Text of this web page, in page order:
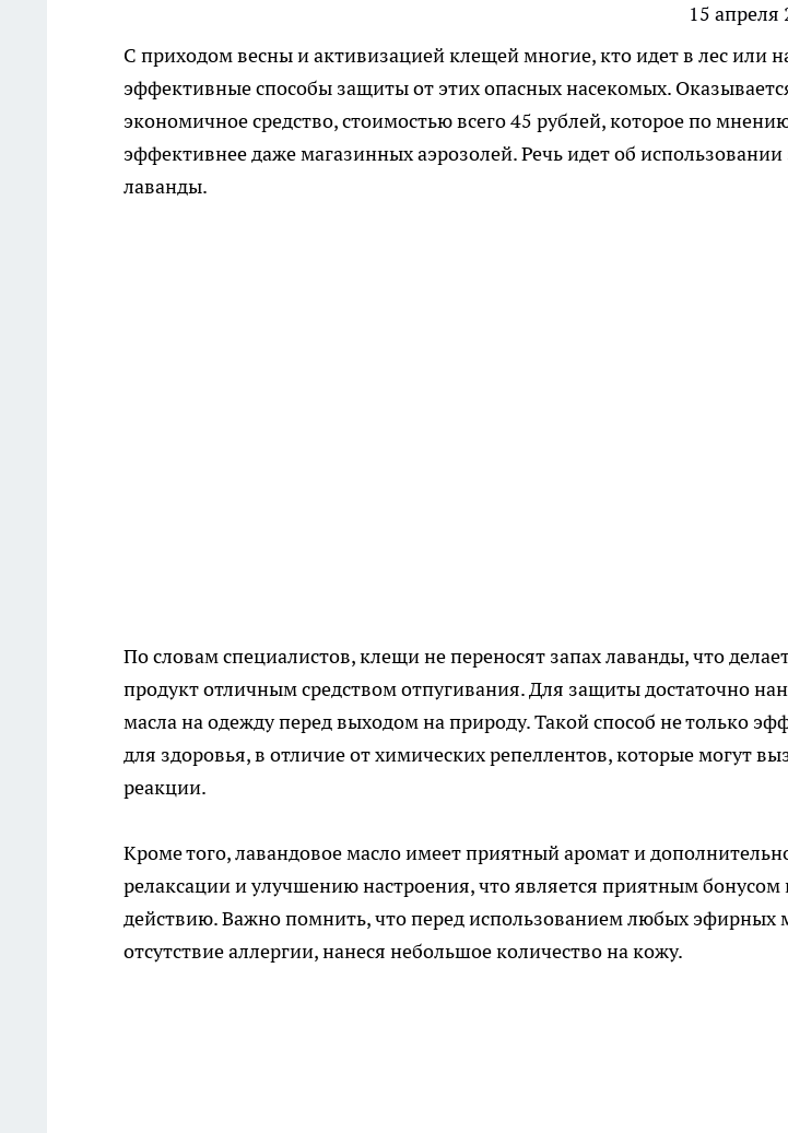
15 апреля
С приходом весны и активизацией клещей многие, кто идет в лес или
эффективные способы защиты от этих опасных насекомых.
экономичное средство, стоимостью всего 45 рублей, которое по
эффективнее даже магазинных аэрозолей. Речь идет об
лаванды.
По словам специалистов, клещи не переносят запах лаванды, что
продукт отличным средством отпугивания. Для защиты достаточно
масла на одежду перед выходом на природу. Такой способ не только
для здоровья, в отличие от химических репеллентов, которые могут
реакции.
Кроме того, лавандовое масло имеет приятный аромат и
релаксации и улучшению настроения, что является приятным
действию. Важно помнить, что перед использованием любых эфирных
отсутствие аллергии, нанеся небольшое количество на кожу.